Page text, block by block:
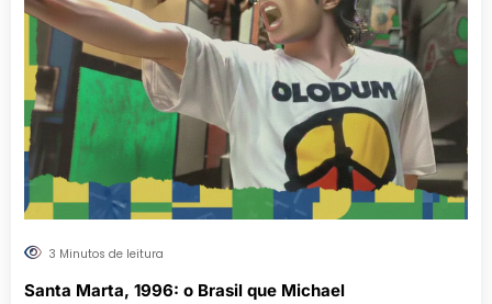
3 Minutos de leitura
Santa Marta, 1996: o Brasil que Michael